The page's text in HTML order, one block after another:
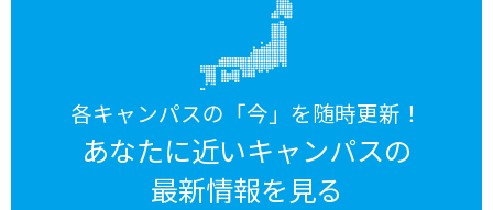
各キャンパスの「今」を随時更新！
あなたに近いキャンパスの
最新情報を見る